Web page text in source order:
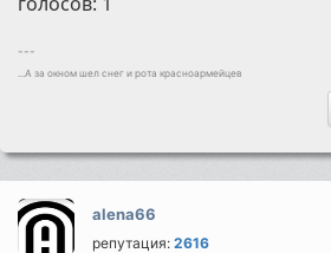
---
...А за окном шел снег и рота красноармейцев
alena66
репутация:2616